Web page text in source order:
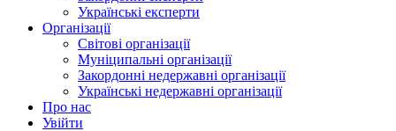
Українські експерти
Організації
Світові організації
Муніципальні організації
Закордонні недержавні організації
Українські недержавні організації
Про нас
Увійти